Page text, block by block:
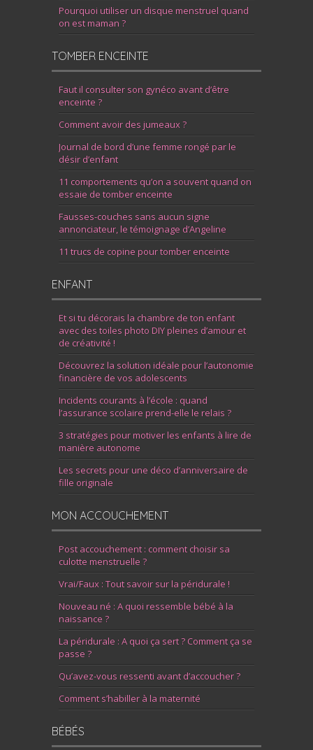
Pourquoi utiliser un disque menstruel quand
on est maman ?
TOMBER ENCEINTE
Faut il consulter son gynéco avant d’être
enceinte ?
Comment avoir des jumeaux ?
Journal de bord d’une femme rongé par le
désir d’enfant
11 comportements qu’on a souvent quand on
essaie de tomber enceinte
Fausses-couches sans aucun signe
annonciateur, le témoignage d’Angeline
11 trucs de copine pour tomber enceinte
ENFANT
Et si tu décorais la chambre de ton enfant
avec des toiles photo DIY pleines d’amour et
de créativité !
Découvrez la solution idéale pour l’autonomie
financière de vos adolescents
Incidents courants à l’école : quand
l’assurance scolaire prend-elle le relais ?
3 stratégies pour motiver les enfants à lire de
manière autonome
Les secrets pour une déco d’anniversaire de
fille originale
MON ACCOUCHEMENT
Post accouchement : comment choisir sa
culotte menstruelle ?
Vrai/Faux : Tout savoir sur la péridurale !
Nouveau né : A quoi ressemble bébé à la
naissance ?
La péridurale : A quoi ça sert ? Comment ça se
passe ?
Qu’avez-vous ressenti avant d’accoucher ?
Comment s’habiller à la maternité
BÉBÉS